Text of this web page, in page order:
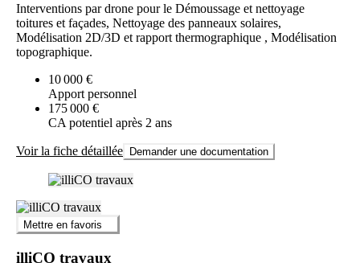
Interventions par drone pour le Démoussage et nettoyage
toitures et façades, Nettoyage des panneaux solaires,
Modélisation 2D/3D et rapport thermographique , Modélisation
topographique.
10 000 €
Apport personnel
175 000 €
CA potentiel après 2 ans
Voir la fiche détaillée Demander une documentation
Mettre en favoris
illiCO travaux